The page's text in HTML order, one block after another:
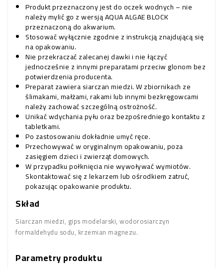
Produkt przeznaczony jest do oczek wodnych – nie
należy mylić go z wersją AQUA ALGAE BLOCK
przeznaczoną do akwarium.
Stosować wyłącznie zgodnie z instrukcją znajdującą się
na opakowaniu.
Nie przekraczać zalecanej dawki i nie łączyć
jednocześnie z innymi preparatami przeciw glonom bez
potwierdzenia producenta.
Preparat zawiera siarczan miedzi. W zbiornikach ze
ślimakami, małżami, rakami lub innymi bezkręgowcami
należy zachować szczególną ostrożność.
Unikać wdychania pyłu oraz bezpośredniego kontaktu z
tabletkami.
Po zastosowaniu dokładnie umyć ręce.
Przechowywać w oryginalnym opakowaniu, poza
zasięgiem dzieci i zwierząt domowych.
W przypadku połknięcia nie wywoływać wymiotów.
Skontaktować się z lekarzem lub ośrodkiem zatruć,
pokazując opakowanie produktu.
Skład
Siarczan miedzi, gips modelarski, wodorosiarczyn
formaldehydu sodu, krzemian magnezu.
Parametry produktu